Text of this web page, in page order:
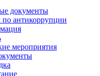
документы
антикоррупции
мероприятия